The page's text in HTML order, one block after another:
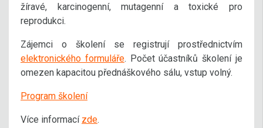
žíravé, karcinogenní, mutagenní a toxické pro
reprodukci.
Zájemci o školení se registrují prostřednictvím
elektronického formuláře. Počet účastníků školení je
omezen kapacitou přednáškového sálu, vstup volný.
Program školení
Více informací zde.